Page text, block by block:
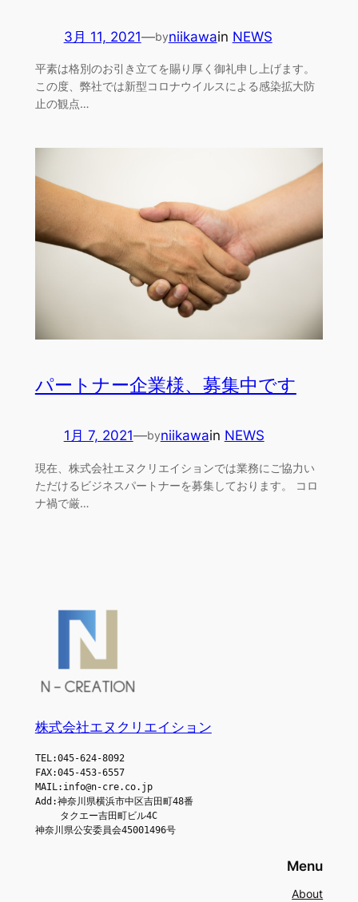
3月 11, 2021—byniikawain NEWS
平素は格別のお引き立てを賜り厚く御礼申し上げます。
この度、弊社では新型コロナウイルスによる感染拡大防
止の観点…
パートナー企業様、募集中です
1月 7, 2021—byniikawain NEWS
現在、株式会社エヌクリエイションでは業務にご協力い
ただけるビジネスパートナーを募集しております。 コロ
ナ禍で厳…
株式会社エヌクリエイション
TEL:045-624-8092
FAX:045-453-6557
MAIL:info@n-cre.co.jp
Add:神奈川県横浜市中区吉田町48番
タクエー吉田町ビル4C
神奈川県公安委員会45001496号
Menu
About